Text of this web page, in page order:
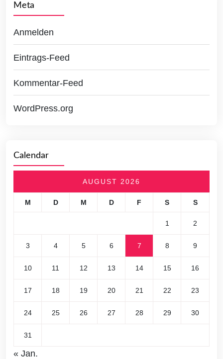
Meta
Anmelden
Eintrags-Feed
Kommentar-Feed
WordPress.org
Calendar
AUGUST 2026
M D M D F S S
1 2
3 4 5 6 7 8 9
10 11 12 13 14 15 16
17 18 19 20 21 22 23
24 25 26 27 28 29 30
31
« Jan.